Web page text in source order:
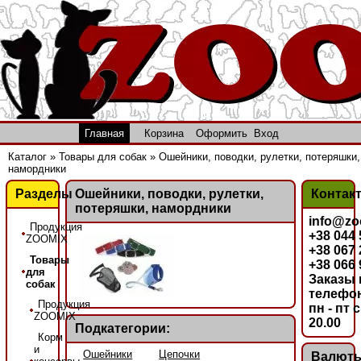
Главная Корзина Оформить
Вход
Каталог » Товары для собак » Ошейники, поводки, рулетки, потеряшки,
намордники
Ошейники, поводки, рулетки,
потеряшки, намордники
Подкатегории:
Ошейники
Цепочки
Разделы
Продукция
ZOOMIX
Товары
для
собак
Продукция
ZOOMIX
Корм
и
+38 044
+38 067
+38 066
Заказы
пн - пт
20.00